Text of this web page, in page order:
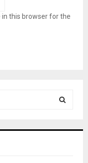
in this browser for the